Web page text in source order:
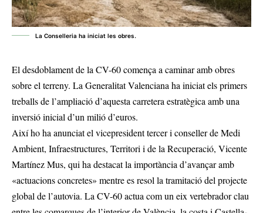
La Conselleria ha iniciat les obres.
El desdoblament de la CV-60 comença a caminar amb obres
sobre el terreny. La Generalitat Valenciana ha iniciat els primers
treballs de l’ampliació d’aquesta carretera estratègica amb una
inversió inicial d’un milió d’euros.
Així ho ha anunciat el vicepresident tercer i conseller de Medi
Ambient, Infraestructures, Territori i de la Recuperació, Vicente
Martínez Mus, qui ha destacat la importància d’avançar amb
«actuacions concretes» mentre es resol la tramitació del projecte
global de l’autovia. La CV-60 actua com un eix vertebrador clau